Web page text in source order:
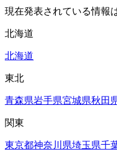
現在発表されている情報
北海道
北海道
東北
青森県岩手県宮城県秋田
関東
東京都神奈川県埼玉県千